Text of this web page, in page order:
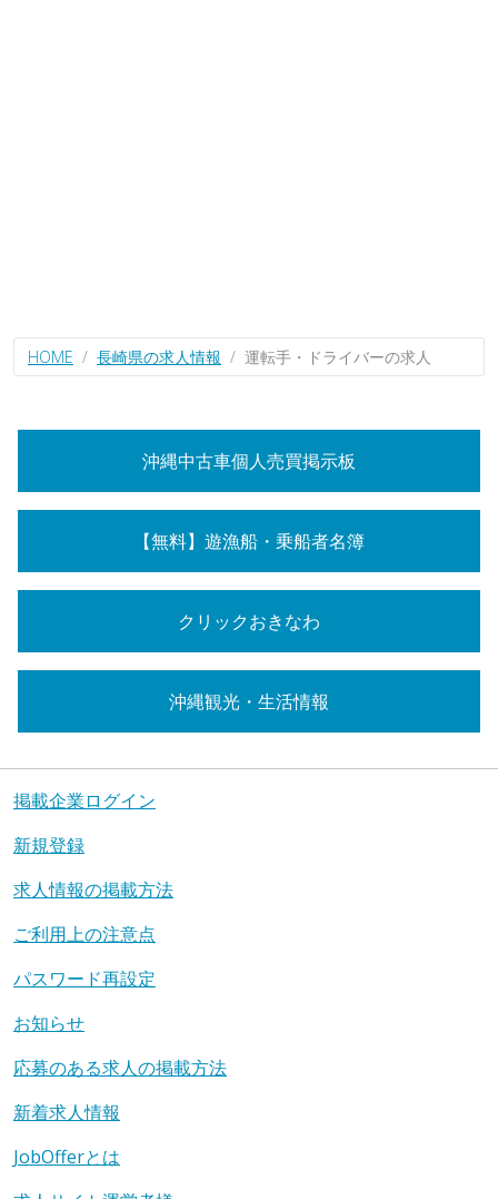
HOME 長崎県の求人情報 運転手・ドライバーの求人
沖縄中古車個人売買掲示板
【無料】遊漁船・乗船者名簿
クリックおきなわ
沖縄観光・生活情報
掲載企業ログイン
新規登録
求人情報の掲載方法
ご利用上の注意点
パスワード再設定
お知らせ
応募のある求人の掲載方法
新着求人情報
JobOfferとは